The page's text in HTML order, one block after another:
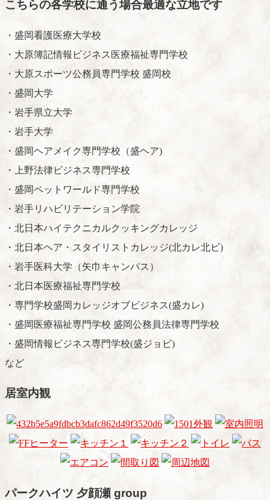
こちらの各学校に通う場合最適な立地です
・盛岡看護医療大学校
・大原簿記情報ビジネス医療福祉専門学校
・大原スポーツ公務員専門学校 盛岡校
・盛岡大学
・岩手県立大学
・岩手大学
・盛岡ヘアメイク専門学校（盛ヘア)
・上野法律ビジネス専門学校
・盛岡ペットワールド専門学校
・岩手リハビリテーション学院
・北日本ハイテクニカルクッキングカレッジ
・北日本ヘア・スタイリストカレッジ(北カレ北ビ)
・岩手医科大学（矢巾キャンパス）
・北日本医療福祉専門学校
・専門学校盛岡カレッジオブビジネス(盛カレ)
・盛岡医療福祉専門学校 盛岡公務員法律専門学校
・盛岡情報ビジネス専門学校(盛ジョビ)
など
居室内観
パークハイツ 夕顔瀬 group